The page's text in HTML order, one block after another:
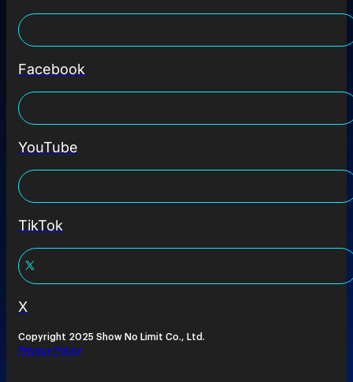
Facebook
YouTube
TikTok
X
Copyright 2025 Show No Limit Co., Ltd.
Privacy Policy